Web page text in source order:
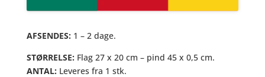
AFSENDES: 1 – 2 dage.
STØRRELSE: Flag 27 x 20 cm – pind 45 x 0,5 cm.
ANTAL: Leveres fra 1 stk.